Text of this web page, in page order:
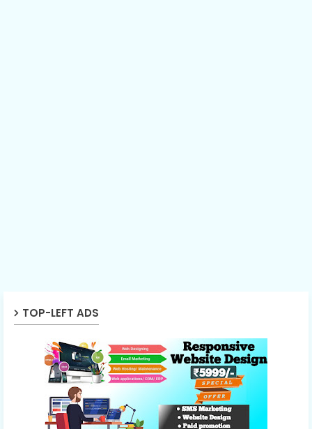
TOP-LEFT ADS